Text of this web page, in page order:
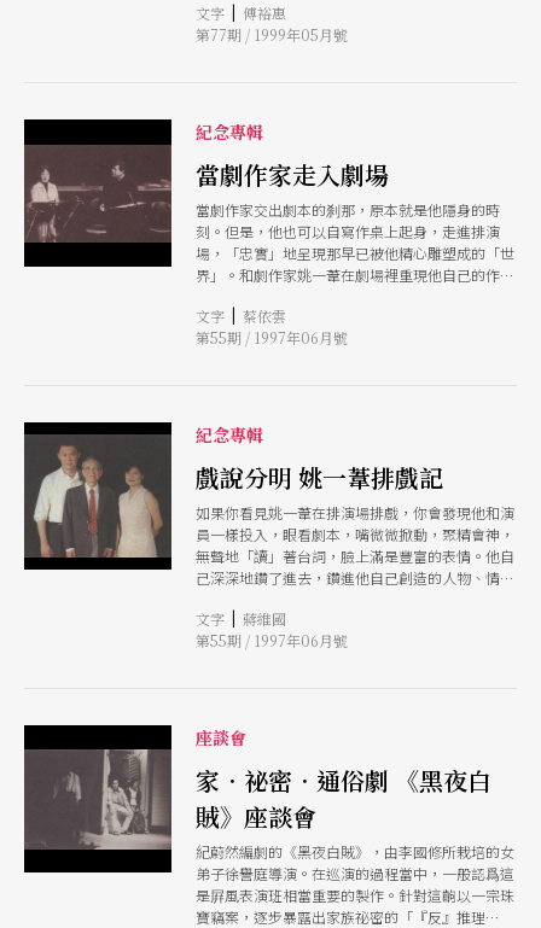
文字 | 傅裕惠
第77期 / 1999年05月號
紀念專輯
當劇作家走入劇場
當劇作家交出劇本的刹那，原本就是他隱身的時
刻。但是，他也可以自寫作桌上起身，走進排演
場，「忠實」地呈現那早已被他精心雕塑成的「世
界」。和劇作家姚一葦在劇場裡重現他自己的作品
文字 | 蔡依雲
第55期 / 1997年06月號
紀念專輯
戲說分明 姚一葦排戲記
如果你看見姚一葦在排演場排戲，你會發現他和演
員一樣投入，眼看劇本，嘴微微掀動，聚精會神，
無聲地「讀」著台詞，臉上滿是豐富的表情。他自
己深深地鑽了進去，鑽進他自己創造的人物、情境
文字 | 蔣維國
第55期 / 1997年06月號
座談會
家．祕密．通俗劇 《黑夜白
賊》座談會
紀蔚然編劇的《黑夜白賊》，由李國修所栽培的女
弟子徐譽庭導演。在巡演的過程當中，一般認爲這
是屛風表演班相當重要的製作。針對這齣以一宗珠
寶竊案，逐步暴露出家族祕密的「『反』推理